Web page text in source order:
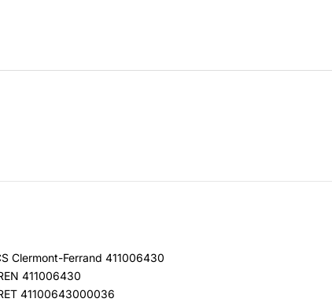
Clermont-Ferrand 411006430
411006430
41100643000036